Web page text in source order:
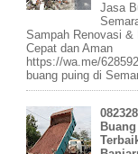
Jasa
Sampah Renovasi &
Cepat dan Aman
https://wa.me/
buang puing di